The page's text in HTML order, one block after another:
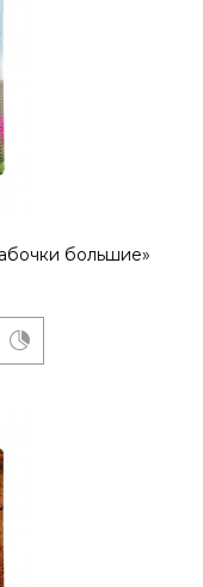
большие»